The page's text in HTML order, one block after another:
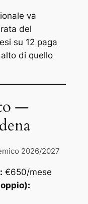
va
del
su 12 paga
di quello
—
2026/2027
€650/mese